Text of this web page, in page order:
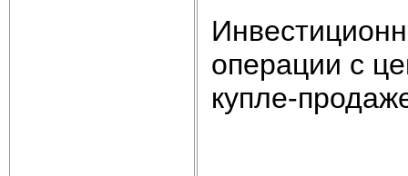
операции с
купле-